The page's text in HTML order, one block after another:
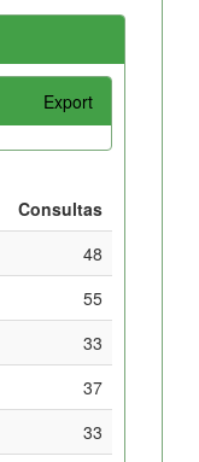
Export
Consultas
48
55
33
37
33